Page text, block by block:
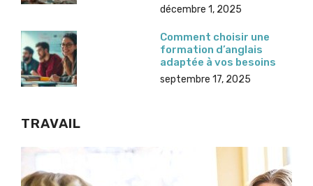
décembre 1, 2025
Comment choisir une
formation d’anglais
adaptée à vos besoins
septembre 17, 2025
TRAVAIL